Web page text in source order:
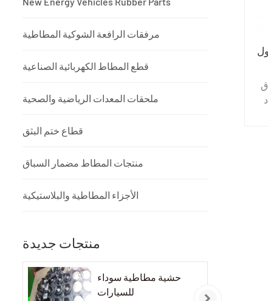
مرفقات الرافعة الشوكية المطاطية
قطع المطاط الكهربائية الصناعية
ملحقات المعدات الرياضية والصحية
قطاع ختم البثق
منتجات المطاط مضمار السباق
الأجزاء المطاطية والبلاستيكية
منتجات جديدة
حشية مطاطية سوداء
للسيارات